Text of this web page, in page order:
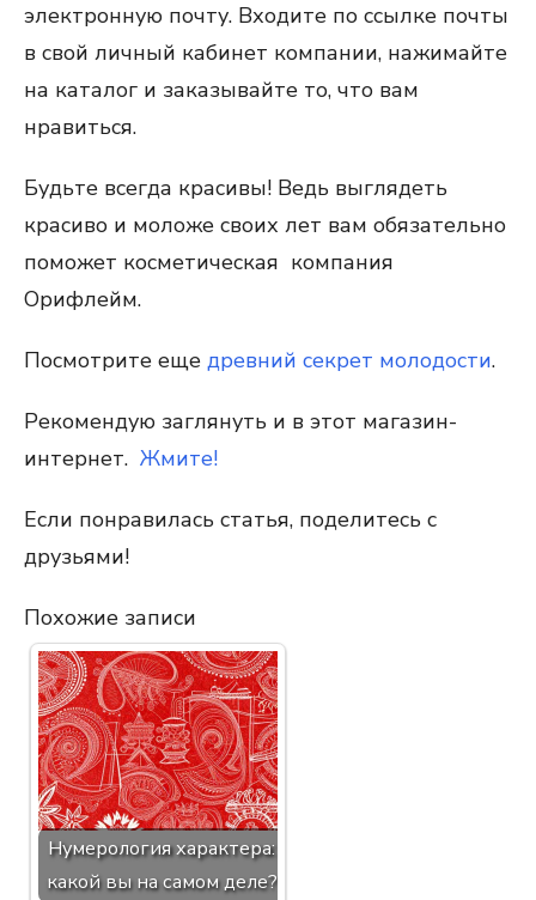
электронную почту. Входите по ссылке почты
в свой личный кабинет компании, нажимайте
на каталог и заказывайте то, что вам
нравиться.
Будьте всегда красивы! Ведь выглядеть
красиво и моложе своих лет вам обязательно
поможет косметическая компания
Орифлейм.
Посмотрите еще древний секрет молодости.
Рекомендую заглянуть и в этот магазин-
интернет. Жмите!
Если понравилась статья, поделитесь с
друзьями!
Похожие записи
Нумерология характера:
какой вы на самом деле?